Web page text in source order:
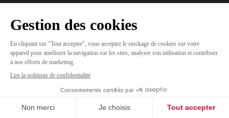
JE
M'INSCRIS